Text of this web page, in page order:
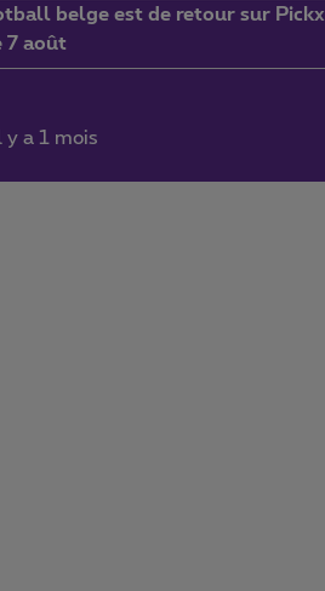
belge est de retour sur Pickx
7 août
y a 1 mois